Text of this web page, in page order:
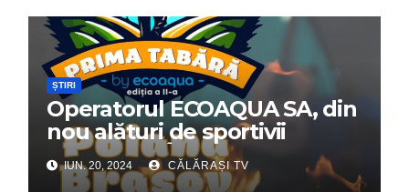
ȘTIRI
Operatorul ECOAQUA SA, din
nou alături de sportivii
călărășeni. Începe „Prima
Tabără”!
IUN. 20, 2024 CĂLĂRAȘI TV